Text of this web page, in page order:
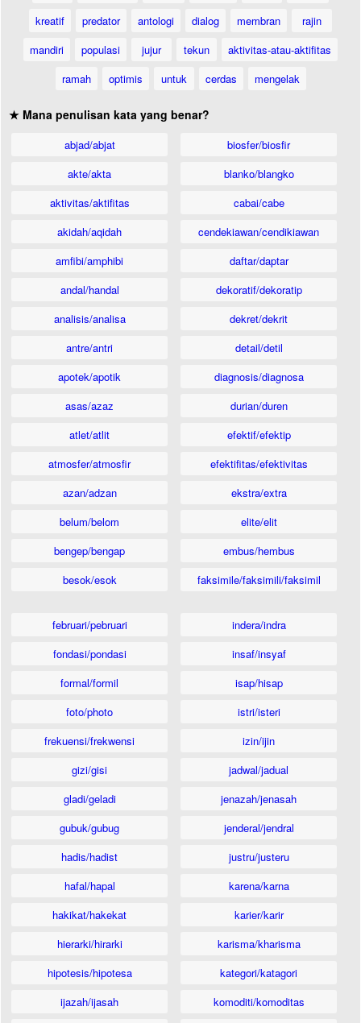
kreatif
predator antologi dialog membran
rajin
mandiri
populasi jujur tekun
aktivitas-atau-aktifitas
ramah
optimis untuk cerdas mengelak
★ Mana penulisan kata yang benar?
abjad/abjat
akte/akta
aktivitas/aktifitas
akidah/aqidah
amfibi/amphibi
andal/handal
analisis/analisa
antre/antri
apotek/apotik
asas/azaz
atlet/atlit
atmosfer/atmosfir
azan/adzan
belum/belom
bengep/bengap
besok/esok
biosfer/biosfir
blanko/blangko
cabai/cabe
cendekiawan/cendikiawan
daftar/daptar
dekoratif/dekoratip
dekret/dekrit
detail/detil
diagnosis/diagnosa
durian/duren
efektif/efektip
efektifitas/efektivitas
ekstra/extra
elite/elit
embus/hembus
faksimile/faksimili/faksimil
februari/pebruari
fondasi/pondasi
formal/formil
foto/photo
frekuensi/frekwensi
gizi/gisi
gladi/geladi
gubuk/gubug
hadis/hadist
hafal/hapal
hakikat/hakekat
hierarki/hirarki
hipotesis/hipotesa
ijazah/ijasah
indera/indra
insaf/insyaf
isap/hisap
istri/isteri
izin/ijin
jadwal/jadual
jenazah/jenasah
jenderal/jendral
justru/justeru
karena/karna
karier/karir
karisma/kharisma
kategori/katagori
komoditi/komoditas